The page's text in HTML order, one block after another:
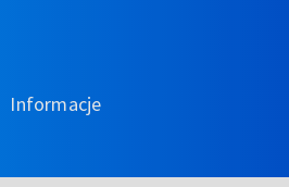
Informacje